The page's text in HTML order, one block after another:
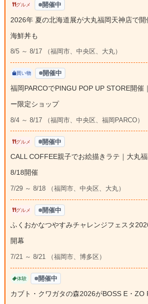
グルメ 開催中
2026年 夏の北海道展が大丸福岡天神店で
海鮮丼も
8/5 ～ 8/17 （福岡市、中央区、大丸）
買い物 開催中
福岡PARCOでPINGU POP UP STORE開催
ー限定ショップ
8/4 ～ 8/17 （福岡市、中央区、福岡PARCO）
グルメ 開催中
CALL COFFEE親子でお絵描きラテ｜大丸
8/18開催
7/29 ～ 8/18 （福岡市、中央区、大丸）
グルメ 開催中
ふくおかなつやすみチャレンジフェスタ
開幕
7/21 ～ 8/21 （福岡市、博多区）
体験 開催中
カブト・クワガタの森2026がBOSS E・ZO